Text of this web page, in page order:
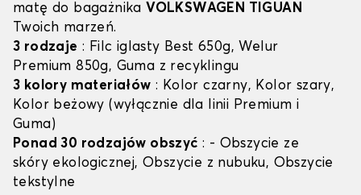
matę do bagażnika VOLKSWAGEN TIGUAN
Twoich marzeń.
3 rodzaje : Filc iglasty Best 650g, Welur
Premium 850g, Guma z recyklingu
3 kolory materiałów : Kolor czarny, Kolor szary,
Kolor beżowy (wyłącznie dla linii Premium i
Guma)
Ponad 30 rodzajów obszyć : - Obszycie ze
skóry ekologicznej, Obszycie z nubuku, Obszycie
tekstylne